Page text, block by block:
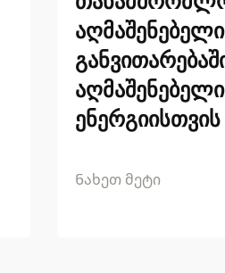
აღმაშენებელი
ენერგიისთვის
Ნახეთ მეტი